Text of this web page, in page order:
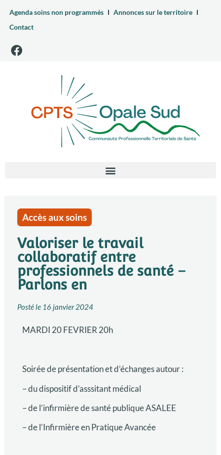
Agenda soins non programmés
Annonces sur le territoire
Contact
Accès aux soins
Valoriser le travail
collaboratif entre
professionnels de santé –
Parlons en
Posté le 16 janvier 2024
MARDI 20 FEVRIER 20h
Soirée de présentation et d’échanges autour :
– du dispositif d’asssitant médical
– de l’infirmière de santé publique ASALEE
– de l’Infirmière en Pratique Avancée